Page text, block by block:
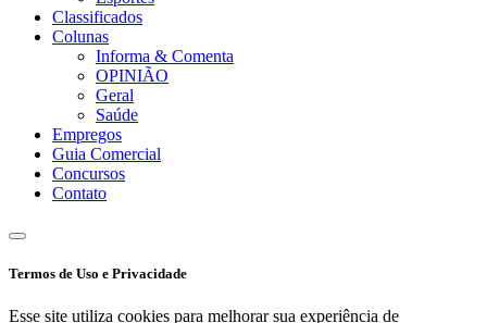
Classificados
Colunas
Informa & Comenta
OPINIÃO
Geral
Saúde
Empregos
Guia Comercial
Concursos
Contato
Termos de Uso e Privacidade
Esse site utiliza cookies para melhorar sua experiência de